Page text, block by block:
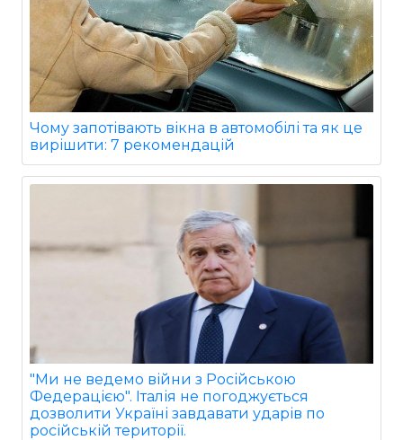
Чому запотівають вікна в автомобілі та як це
вирішити: 7 рекомендацій
"Ми не ведемо війни з Російською
Федерацією". Італія не погоджується
дозволити Україні завдавати ударів по
російській території.